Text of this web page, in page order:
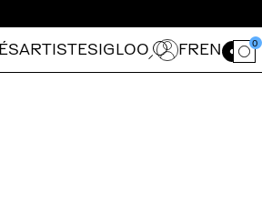
ARTISTES IGLOO
Ouvrir le
FR EN 0